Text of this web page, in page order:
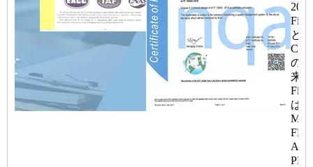
と
の
来、
は